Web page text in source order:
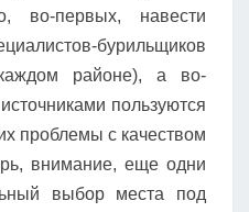
во-первых, навести
бурильщиков
районе), а во-
пользуются
проблемы с качеством
внимание, еще одни
выбор места под